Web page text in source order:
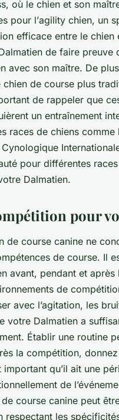
où le chien et son
pour l’agility chien, un
efficace entre le chien
de faire
avec son maître. De
chien de course plus
de rappeler que
un entraînement
races de chiens comme
pour différentes
Dalmatien.
pour
de course canine ne
de course. Il
avant, pendant et
de
avec l’agitation, les
votre Dalmatien a
Établir une routine
la compétition,
qu’il ait une
de
course canine peut
respectant les